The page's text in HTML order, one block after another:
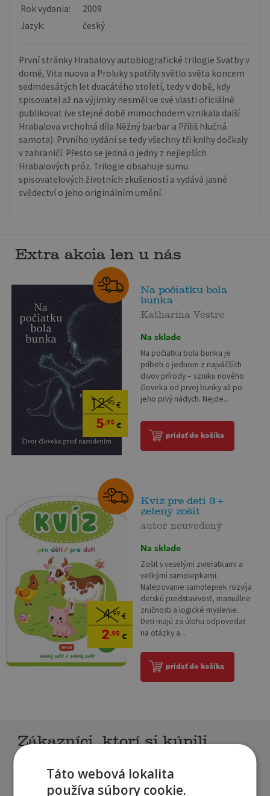
Rok vydania:
2009
Jazyk:
český
První stránky Hrabalovy autobiografické trilogie Svatby v
domě, Vita nuova a Proluky spatřily světlo světa koncem
sedmdesátých let dvacátého století, tedy v době, kdy
spisovatel až na výjimky nesměl ve své vlasti oficiálně
publikovat (ve stejné době mimochodem vznikala další
Hrabalova vrcholná díla Něžný barbar a Příliš hlučná
samota). Prvního vydání se tedy všechny tři knihy dočkaly
v zahraničí. Přesto se jedná o jedny z nejlepších
Hrabalových próz. Trilogie obsahuje sumu
spisovatelových životních zkušeností a vydává jasné
svědectví o jeho originálním umění.
Extra akcia len u nás
12,95 €
5,95 €
Na počiatku bola
bunka
Katharina Vestre
Na sklade
Na počiatku bola bunka je
príbeh o jednom z najväčších
divov prírody – vzniku nového
človeka od prvej bunky až po
jeho prvý nádych. Nejde...
pridať do košíka
4,99 €
2,95€
Kvíz pre deti 3+
zelený zošit
autor neuvedený
Na sklade
Zošit s veselými zvieratkami a
veľkými samolepkami.
Nalepovanie samolepiek rozvíja
detskú predstavivosť, manuálne
zručnosti a logické myslenie.
Deti majú za úlohu odpovedať
na otázky a...
pridať do košíka
Zákazníci, ktorí si kúpili
Táto webová lokalita
používa súbory cookie.